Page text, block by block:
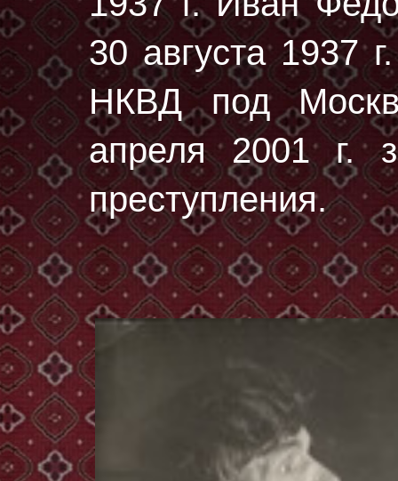
30 августа 1937 г.
НКВД под
апреля 2001 г.
преступления.